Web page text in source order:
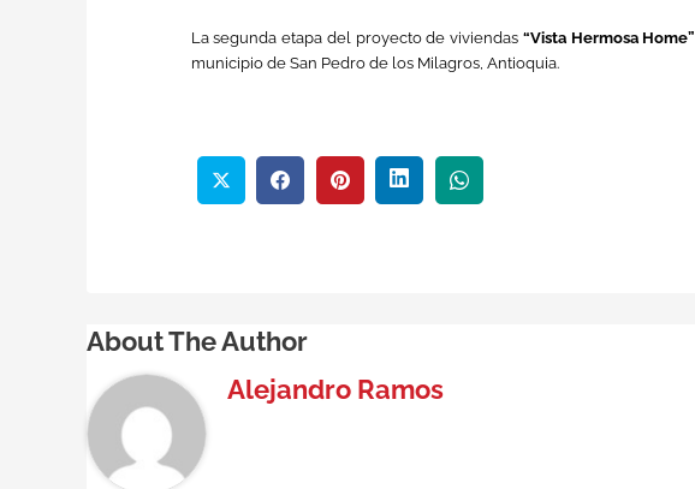
La segunda etapa del proyecto de viviendas “Vista Hermosa Home”
municipio de San Pedro de los Milagros, Antioquia.
About The Author
Alejandro Ramos